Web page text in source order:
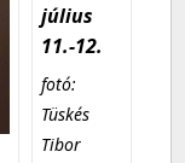
július
11.-12.
fotó:
Tüskés
Tibor